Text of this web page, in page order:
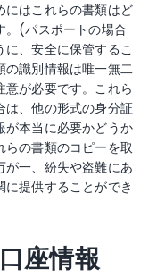
にはこれらの書類はど
。(パスポートの場合
、安全に保管するこ
の識別情報は唯一無二
が必要です。これら
は、他の形式の身分証
が本当に必要かどうか
らの書類のコピーを取
が一、紛失や盗難にあ
提供することができ
座情報